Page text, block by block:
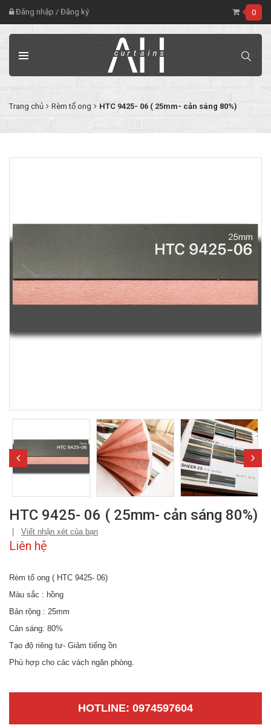
Đăng nhập / Đăng ký 0
Trang chủ Rèm tổ ong HTC 9425- 06 ( 25mm- cản sáng 80%)
HTC 9425- 06 ( 25mm- cản sáng 80%)
Viết nhận xét của bạn
Liên hệ
Rèm tổ ong ( HTC 9425- 06)
Màu sắc : hồng
Bản rộng : 25mm
Cản sáng: 80%
Tạo độ riêng tư- Giảm tiếng ồn
Phù hợp cho các vách ngăn phòng.
HOTLINE: 0974597604